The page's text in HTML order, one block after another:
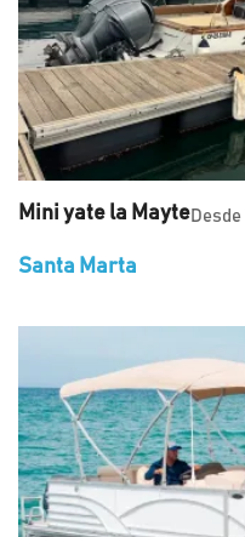
Mini yate la MayteDesde
Santa Marta